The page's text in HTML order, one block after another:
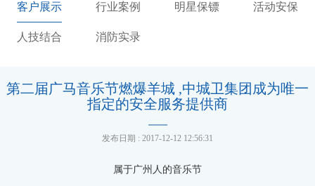
客户展示 行业案例 明星保镖 活动安保
人技结合 消防实录
第二届广马音乐节燃爆羊城 ,中城卫集团成为唯一
指定的安全服务提供商
发布日期 : 2017-12-12 12:56:31
属于广州人的音乐节